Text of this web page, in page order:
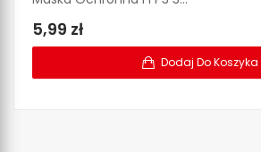
5,99 zł
Dodaj Do Koszyka